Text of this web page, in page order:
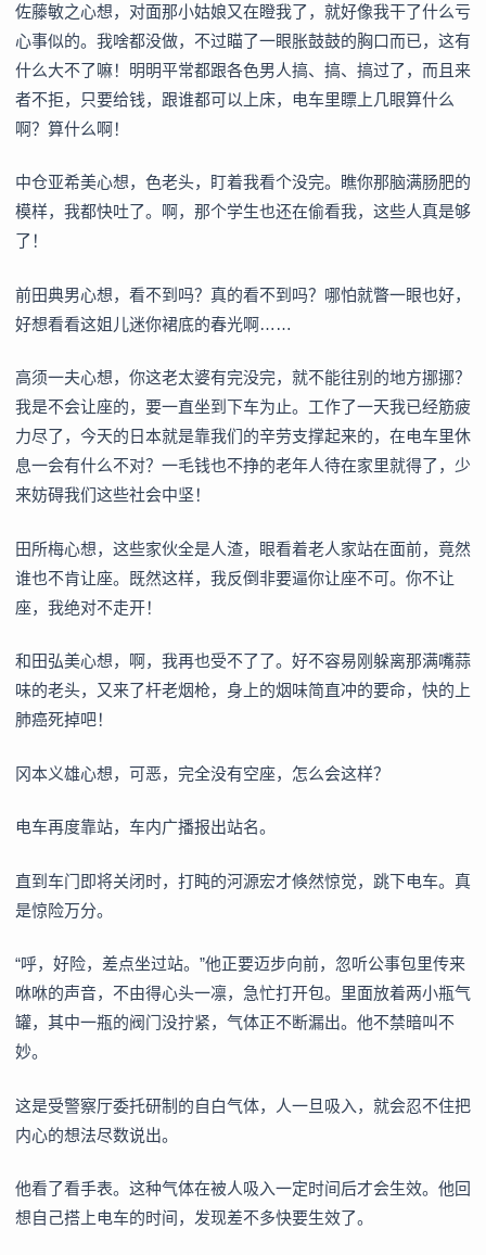
佐藤敏之心想，对面那小姑娘又在瞪我了，就好像我干了什么亏
心事似的。我啥都没做，不过瞄了一眼胀鼓鼓的胸口而已，这有
什么大不了嘛！明明平常都跟各色男人搞、搞、搞过了，而且来
者不拒，只要给钱，跟谁都可以上床，电车里瞟上几眼算什么
啊？算什么啊！
中仓亚希美心想，色老头，盯着我看个没完。瞧你那脑满肠肥的
模样，我都快吐了。啊，那个学生也还在偷看我，这些人真是够
了！
前田典男心想，看不到吗？真的看不到吗？哪怕就瞥一眼也好，
好想看看这姐儿迷你裙底的春光啊……
高须一夫心想，你这老太婆有完没完，就不能往别的地方挪挪？
我是不会让座的，要一直坐到下车为止。工作了一天我已经筋疲
力尽了，今天的日本就是靠我们的辛劳支撑起来的，在电车里休
息一会有什么不对？一毛钱也不挣的老年人待在家里就得了，少
来妨碍我们这些社会中坚！
田所梅心想，这些家伙全是人渣，眼看着老人家站在面前，竟然
谁也不肯让座。既然这样，我反倒非要逼你让座不可。你不让
座，我绝对不走开！
和田弘美心想，啊，我再也受不了了。好不容易刚躲离那满嘴蒜
味的老头，又来了杆老烟枪，身上的烟味简直冲的要命，快的上
肺癌死掉吧！
冈本义雄心想，可恶，完全没有空座，怎么会这样？
电车再度靠站，车内广播报出站名。
直到车门即将关闭时，打盹的河源宏才倏然惊觉，跳下电车。真
是惊险万分。
“呼，好险，差点坐过站。”他正要迈步向前，忽听公事包里传来
咻咻的声音，不由得心头一凛，急忙打开包。里面放着两小瓶气
罐，其中一瓶的阀门没拧紧，气体正不断漏出。他不禁暗叫不
妙。
这是受警察厅委托研制的自白气体，人一旦吸入，就会忍不住把
内心的想法尽数说出。
他看了看手表。这种气体在被人吸入一定时间后才会生效。他回
想自己搭上电车的时间，发现差不多快要生效了。